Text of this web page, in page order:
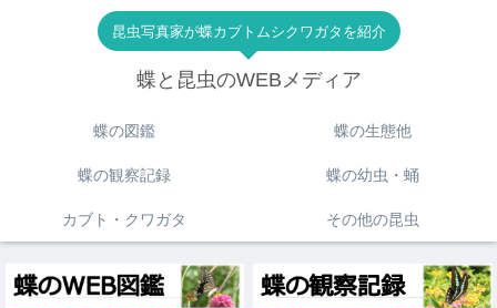
昆虫写真家が蝶カブトムシクワガタを紹介
蝶と昆虫のWEBメディア
蝶の図鑑 蝶の生態他
蝶の観察記録 蝶の幼虫・蛹
カブト・クワガタ その他の昆虫